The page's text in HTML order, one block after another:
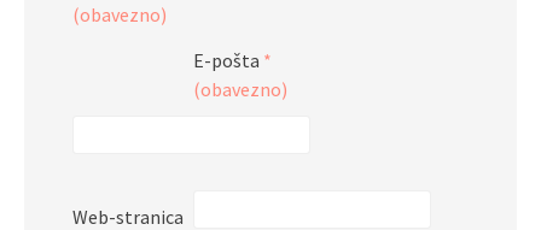
(obavezno)
E-pošta *
(obavezno)
Web-stranica